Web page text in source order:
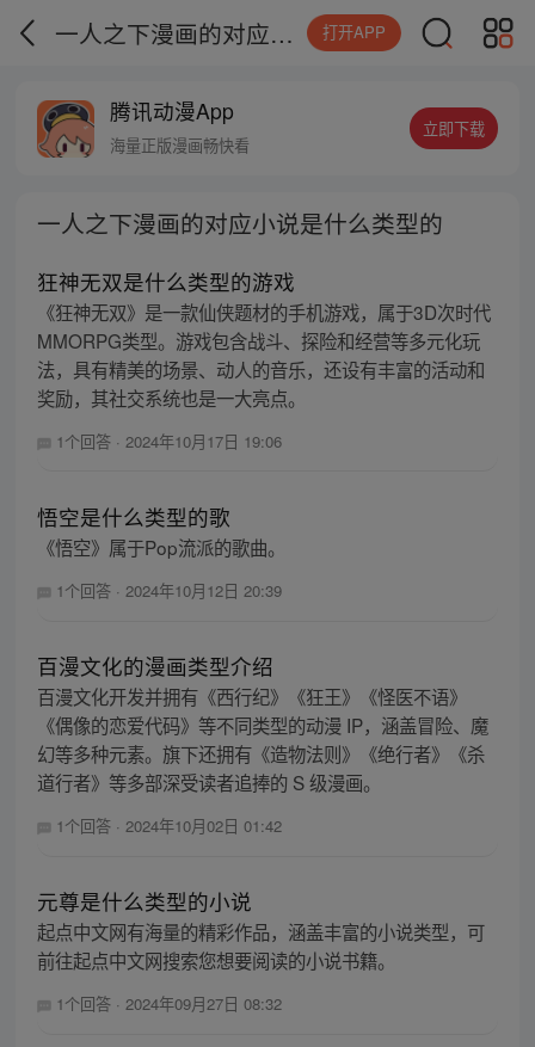
一人之下漫画的对应小说是什么类型的 打开APP
腾讯动漫App
海量正版漫画畅快看
立即下载
一人之下漫画的对应小说是什么类型的
狂神无双是什么类型的游戏
《狂神无双》是一款仙侠题材的手机游戏，属于3D次时代
MMORPG类型。游戏包含战斗、探险和经营等多元化玩
法，具有精美的场景、动人的音乐，还设有丰富的活动和
奖励，其社交系统也是一大亮点。
1个回答 · 2024年10月17日 19:06
悟空是什么类型的歌
《悟空》属于Pop流派的歌曲。
1个回答 · 2024年10月12日 20:39
百漫文化的漫画类型介绍
百漫文化开发并拥有《西行纪》《狂王》《怪医不语》
《偶像的恋爱代码》等不同类型的动漫 IP，涵盖冒险、魔
幻等多种元素。旗下还拥有《造物法则》《绝行者》《杀
道行者》等多部深受读者追捧的 S 级漫画。
1个回答 · 2024年10月02日 01:42
元尊是什么类型的小说
起点中文网有海量的精彩作品，涵盖丰富的小说类型，可
前往起点中文网搜索您想要阅读的小说书籍。
1个回答 · 2024年09月27日 08:32